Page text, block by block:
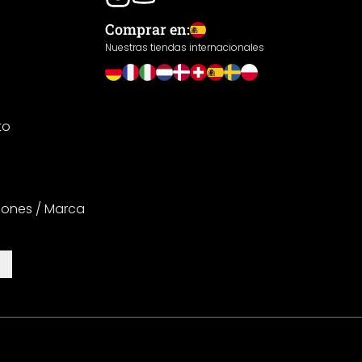
/ Marca
Comprar en:
Nuestras tiendas internacionales